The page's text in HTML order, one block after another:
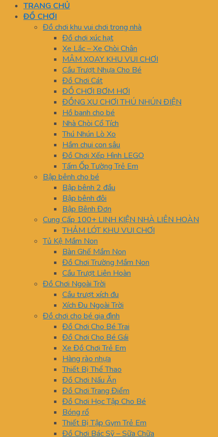
TRANG CHỦ
ĐỒ CHƠI
Đồ chơi khu vui chơi trong nhà
Đồ chơi xúc hạt
Xe Lắc – Xe Chòi Chân
MÂM XOAY KHU VUI CHƠI
Cầu Trượt Nhựa Cho Bé
Đồ Chơi Cát
ĐỒ CHƠI BƠM HƠI
ĐỒNG XU CHƠI THÚ NHÚN ĐIỆN
Hồ banh cho bé
Nhà Chòi Cổ Tích
Thú Nhún Lò Xo
Hầm chui con sâu
Đồ Chơi Xếp Hình LEGO
Tấm Ốp Tường Trẻ Em
Bập bênh cho bé
Bập bênh 2 đầu
Bập bênh đôi
Bập Bênh Đơn
Cung Cấp 100+ LINH KIỆN NHÀ LIÊN HOÀN
THẢM LÓT KHU VUI CHƠI
Tủ Kệ Mầm Non
Bàn Ghế Mầm Non
Đồ Chơi Trường Mầm Non
Cầu Trượt Liên Hoàn
Đồ Chơi Ngoài Trời
Cầu trượt xích đu
Xích Đu Ngoài Trời
Đồ chơi cho bé gia đình
Đồ Chơi Cho Bé Trai
Đồ Chơi Cho Bé Gái
Xe Đồ Chơi Trẻ Em
Hàng rào nhựa
Thiết Bị Thể Thao
Đồ Chơi Nấu Ăn
Đồ Chơi Trang Điểm
Đồ Chơi Học Tập Cho Bé
Bóng rổ
Thiết Bị Tập Gym Trẻ Em
Đồ Chơi Bác Sỹ – Sữa Chữa